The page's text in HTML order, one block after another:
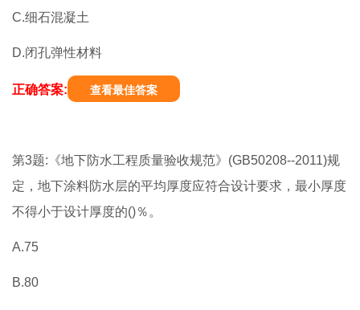
C.细石混凝土
D.闭孔弹性材料
正确答案: 查看最佳答案
第3题:《地下防水工程质量验收规范》(GB50208--2011)规
定，地下涂料防水层的平均厚度应符合设计要求，最小厚度
不得小于设计厚度的()％。
A.75
B.80